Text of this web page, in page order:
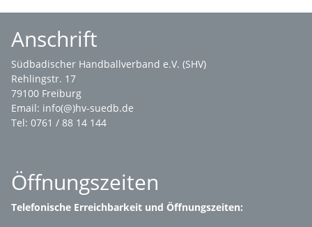
Anschrift
Südbadischer Handballverband e.V. (SHV)
Rehlingstr. 17
79100 Freiburg
Email: info(@)hv-suedb.de
Tel: 0761 / 88 14 144
Öffnungszeiten
Telefonische Erreichbarkeit und Öffnungszeiten: